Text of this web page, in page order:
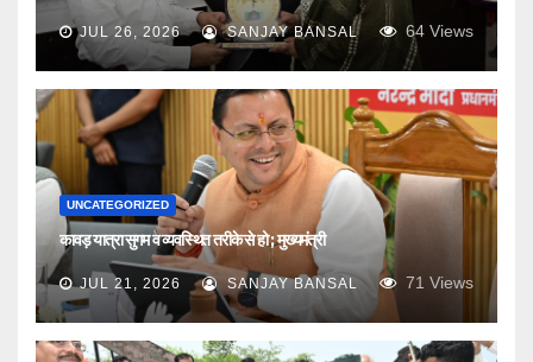
JUL 26, 2026 SANJAY BANSAL 64 Views
UNCATEGORIZED
कावड़ यात्रा सुगम व व्यवस्थित तरीके से हो ; मुख्यमंत्री
JUL 21, 2026 SANJAY BANSAL 71 Views